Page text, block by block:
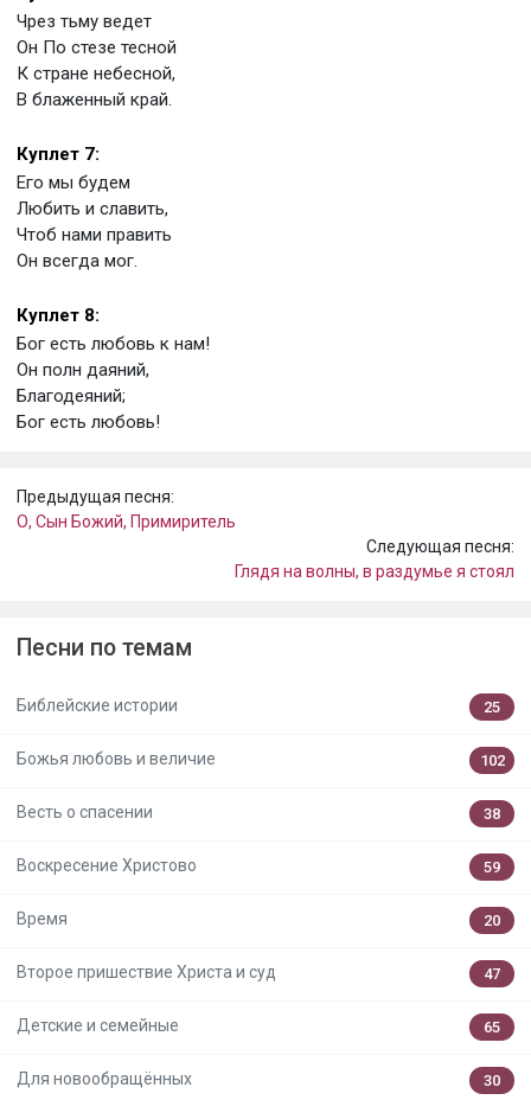
Чрез тьму ведет
Он По стезе тесной
К стране небесной,
В блаженный край.
Куплет 7:
Его мы будем
Любить и славить,
Чтоб нами править
Он всегда мог.
Куплет 8:
Бог есть любовь к нам!
Он полн даяний,
Благодеяний;
Бог есть любовь!
Предыдущая песня:
О, Сын Божий, Примиритель
Следующая песня:
Глядя на волны, в раздумье я стоял
Песни по темам
Библейские истории 25
Божья любовь и величие 102
Весть о спасении 38
Воскресение Христово 59
Время 20
Второе пришествие Христа и суд 47
Детские и семейные 65
Для новообращённых 30